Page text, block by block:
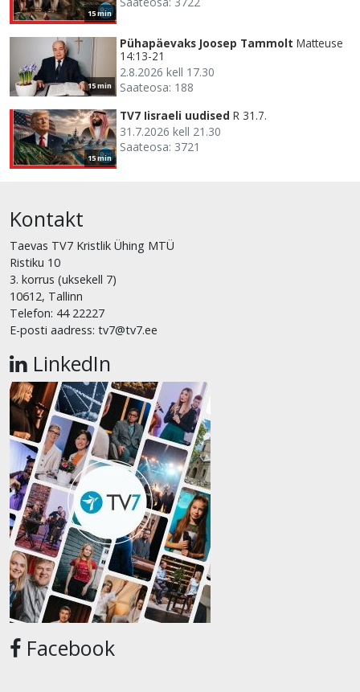
15 min
15 min
Pühapäevaks Joosep Tammolt Matteuse
14:13-21
2.8.2026 kell 17.30
Saateosa: 188
15 min
TV7 Iisraeli uudised R 31.7.
31.7.2026 kell 21.30
Saateosa: 3721
Kontakt
Taevas TV7 Kristlik Ühing MTÜ
Ristiku 10
3. korrus (uksekell 7)
10612, Tallinn
Telefon: 44 22227
E-posti aadress: tv7@tv7.ee
LinkedIn
Facebook